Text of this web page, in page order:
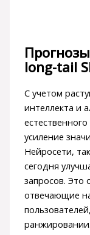
long-tail
С учетом
интеллекта и
усиление
Нейросети,
сегодня
запросов. Это
отвечающие